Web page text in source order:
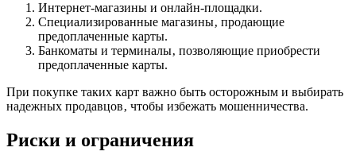
Интернет-магазины и онлайн-площадки.
Специализированные магазины‚ продающие
предоплаченные карты.
Банкоматы и терминалы‚ позволяющие приобрести
предоплаченные карты.
При покупке таких карт важно быть осторожным и выбирать
надежных продавцов‚ чтобы избежать мошенничества.
Риски и ограничения